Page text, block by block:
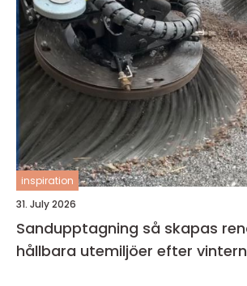
inspiration
31. July 2026
Sandupptagning så skapas rena, säkra och
hållbara utemiljöer efter vintern